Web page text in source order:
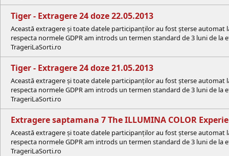
Tiger - Extragere 24 doze 22.05.2013
Această extragere și toate datele participanților au fost șterse
respecta normele GDPR am introds un termen standard de 3 luni de
TrageriLaSorti.ro
Tiger - Extragere 24 doze 21.05.2013
Această extragere și toate datele participanților au fost șterse
respecta normele GDPR am introds un termen standard de 3 luni de
TrageriLaSorti.ro
Extragere saptamana 7 The ILLUMINA COLOR
Această extragere și toate datele participanților au fost șterse
respecta normele GDPR am introds un termen standard de 3 luni de
TrageriLaSorti.ro